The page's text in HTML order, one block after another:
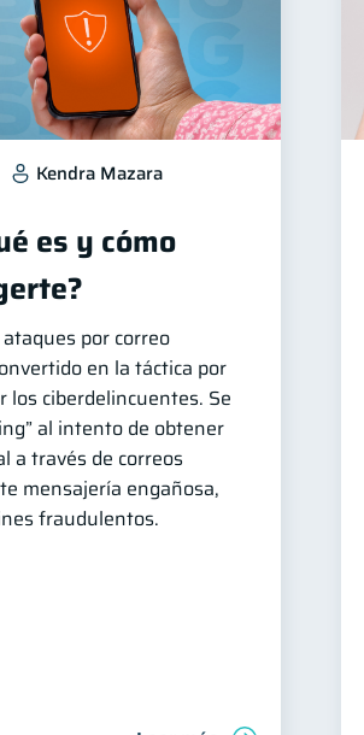
Kendra Mazara
es y cómo
por correo
en la táctica por
los ciberdelincuentes. Se
al intento de obtener
a través de correos
mensajería engañosa,
fraudulentos.